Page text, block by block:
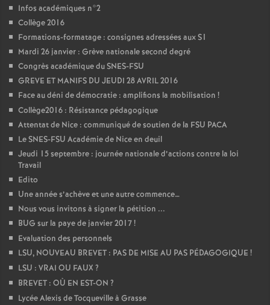
Infos académiques n°2
Collège 2016
Formations-formatage : consignes adressées aux S1
Mardi 26 janvier : Grève nationale second degré
Congrès académique du SNES-FSU
GREVE ET MANIFS DU JEUDI 28 AVRIL 2016
Face au déni de démocratie : amplifions la mobilisation !
Collège2016 : Résistance pédagogique
Attentat de Nice : communiqué de soutien de la FSU PACA
Le SNES-FSU Académie de Nice en deuil
Jeudi 15 septembre : journée nationale d’actions contre la loi
Travail
Edito
Une année s’achève et une autre commence…
Nous vous invitons à signer la pétition ...
BUG sur la paye de janvier 2017!
Evaluation des personnels
LSU, NOUVEAU BREVET : PAS DE MISE AU PAS PÉDAGOGIQUE !
LSU : VRAI OU FAUX ?
BREVET : OÙ EN EST-ON ?
Lycée Alexis de Tocqueville à Grasse